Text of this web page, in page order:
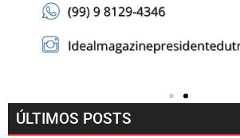
ÚLTIMOS POSTS